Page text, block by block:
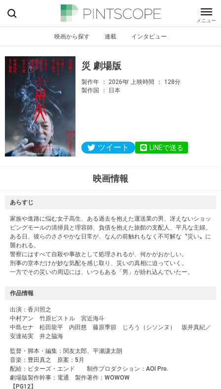
映画から探す 連載 インタビュー
災 劇場版
製作年 2026年 上映時間
128分
製作国
日本
ツイート LINEで送る
映画情報
あらすじ
家族や進路に悩む女子高生、ある過去を抱えた運送業の男、冴えないショッ
ピングモールの清掃員と理容師、負債を抱えた旅館の支配人、平凡な主婦。
ある日、彼らのささやかな日常が、なんの前触れもなく不可解な〝災い〟に
襲われる。
警察にはすべて自殺や事故として処理されるが、何かがおかしい。
刑事の堂本だけが妙な気配を感じ取り、災いの真相に迫っていく。
一方でその災いの周辺には、いつもある「男」が紛れ込んでいたー。
作品情報
出演：香川照之
中村アン 竹原ピストル 宮近海斗
中島セナ 松田龍平 内田慈 藤原季節 じろう（シソンヌ） 坂井真紀／
安達祐実 井之脇海
監督・脚本・編集：関友太郎、平瀬謙太朗
音楽：豊田真之 原案：5月
配給：ビターズ・エンド 制作プロダクション：AOI Pro.
劇場版製作幹事：電通 製作著作：WOWOW
【PG12】